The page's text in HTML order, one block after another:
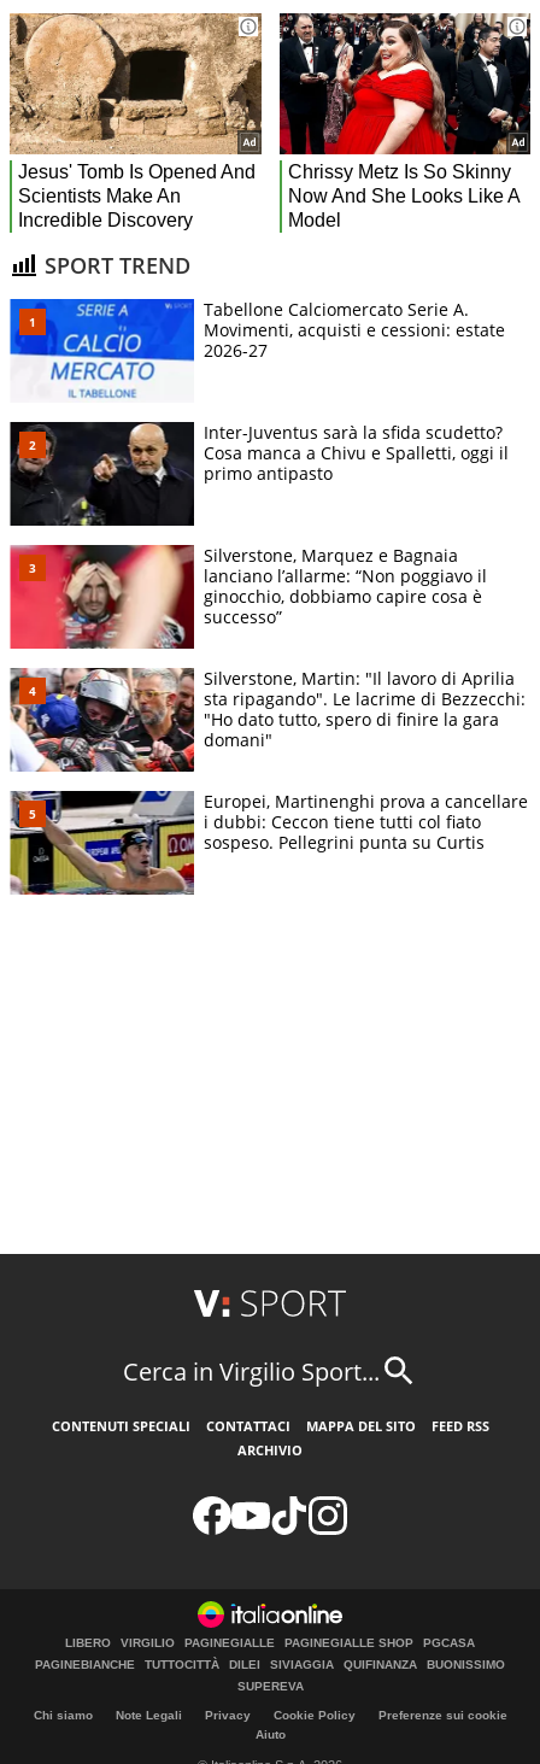
SPORT TREND
Tabellone Calciomercato Serie A.
Movimenti, acquisti e cessioni: estate
2026-27
Inter-Juventus sarà la sfida scudetto?
Cosa manca a Chivu e Spalletti, oggi il
primo antipasto
Silverstone, Marquez e Bagnaia
lanciano l’allarme: “Non poggiavo il
ginocchio, dobbiamo capire cosa è
successo”
Silverstone, Martin: "Il lavoro di Aprilia
sta ripagando". Le lacrime di Bezzecchi:
"Ho dato tutto, spero di finire la gara
domani"
Europei, Martinenghi prova a cancellare
i dubbi: Ceccon tiene tutti col fiato
sospeso. Pellegrini punta su Curtis
Cerca in Virgilio Sport...
CONTENUTI SPECIALI CONTATTACI MAPPA DEL SITO
FEED RSS
ARCHIVIO
LIBERO VIRGILIO PAGINEGIALLE PAGINEGIALLE SHOP
PGCASA
PAGINEBIANCHE
TUTTOCITTÀ DILEI SIVIAGGIA QUIFINANZA
BUONISSIMO
SUPEREVA
Chi siamo Note Legali Privacy Cookie Policy
Preferenze sui cookie
Aiuto